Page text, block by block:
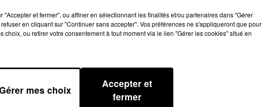
"Accepter et fermer", ou affiner en sélectionnant les finalités et/ou partenaires dans "Gérer
en cliquant sur "Continuer sans accepter". Vos préférences ne s'appliqueront que pour
choix, ou retirer votre consentement à tout moment via le lien "Gérer les cookies" situé en
mes choix
Accepter et
fermer